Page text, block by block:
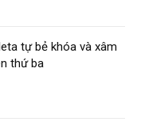
tự bẻ khóa và xâm
thứ ba